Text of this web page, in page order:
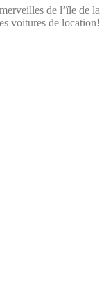
de l’île de la
voitures de location!